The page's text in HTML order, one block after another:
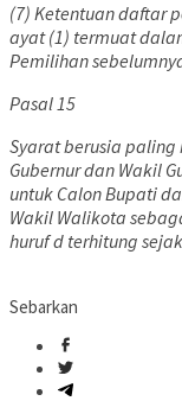
(7) Ketentuan daftar
ayat (1) termuat
Pemilihan
Pasal 15
Syarat berusia paling
Gubernur dan Wakil
untuk Calon Bupati
Wakil Walikota
huruf d terhitung
Sebarkan